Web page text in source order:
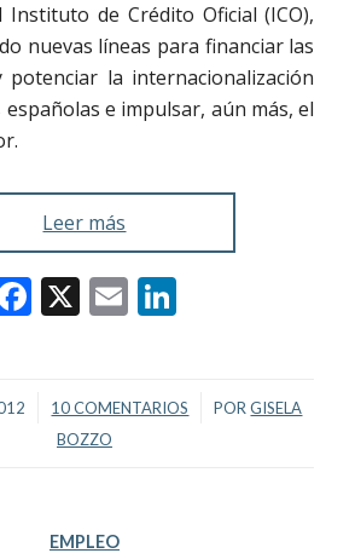
de Crédito Oficial (ICO),
nuevas líneas para financiar las
potenciar la internacionalización
españolas e impulsar, aún más, el
Leer más
Facebook
X EmailLinkedIn
10 COMENTARIOS
/ PORGISELA
BOZZO
EMPLEO